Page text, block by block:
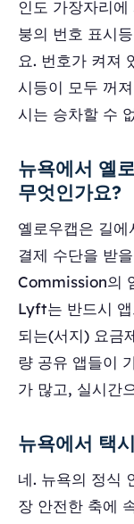
인도 가장자리
붕의 번호 표시
요. 번호가 켜져
시등이 모두 꺼
시는 승차할 수
뉴욕에서 옐
무엇인가요?
옐로우캡은 길
결제 수단을 받
Commission의
Lyft는 반드시
되는(서지) 요금
량 공유 앱들이
가 많고, 실시간
뉴욕에서 택
네. 뉴욕의 정식
장 안전한 축에